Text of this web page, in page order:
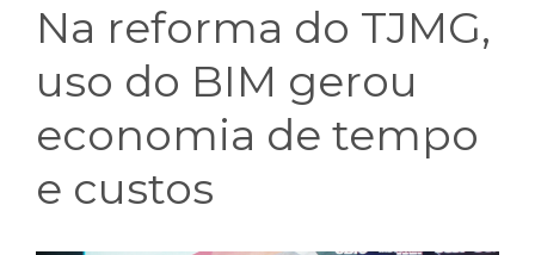
Na reforma do TJMG,
uso do BIM gerou
economia de tempo
e custos